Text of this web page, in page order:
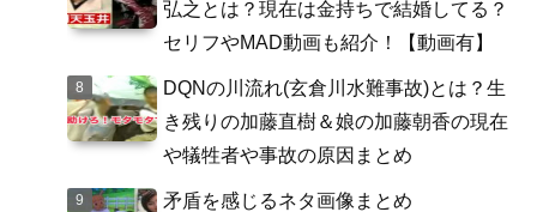
弘之とは？現在は金持ちで結婚してる？
セリフやMAD動画も紹介！【動画有】
DQNの川流れ(玄倉川水難事故)とは？生
き残りの加藤直樹＆娘の加藤朝香の現在
や犠牲者や事故の原因まとめ
矛盾を感じるネタ画像まとめ